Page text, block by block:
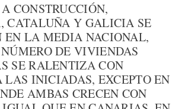
CONSTRUCCIÓN,
CATALUÑA Y GALICIA SE
EN LA MEDIA NACIONAL,
DE VIVIENDAS
SE RALENTIZA CON
LAS INICIADAS, EXCEPTO EN
AMBAS CRECEN CON